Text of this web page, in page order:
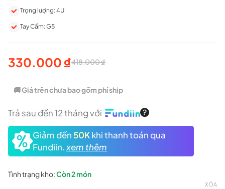
Trọng lượng: 4U
Tay Cầm: G5
418.000₫
Giá
gốc
là:
418.000 ₫.
330.000 ₫
Giá
hiện
tại
là:
330.000 ₫.
🚚 Giá trên chưa bao gồm phí ship
Trả sau đến 12 tháng với
Giảm đến 50Kkhi thanh toán qua
Fundiin.xem thêm
Tình trạng kho:Còn2 món
XÓA